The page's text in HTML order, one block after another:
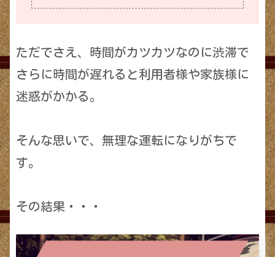
ただでさえ、時間がカツカツなのに渋滞で
さらに時間が遅れると利用者様や家族様に
迷惑がかかる。
そんな思いで、無理な運転になりがちで
す。
その結果・・・